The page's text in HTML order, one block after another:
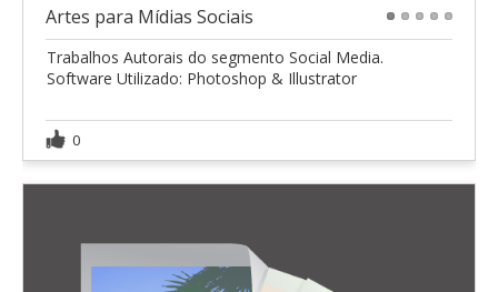
Artes para Mídias Sociais
Trabalhos Autorais do segmento Social Media.
Software Utilizado: Photoshop & Illustrator
0